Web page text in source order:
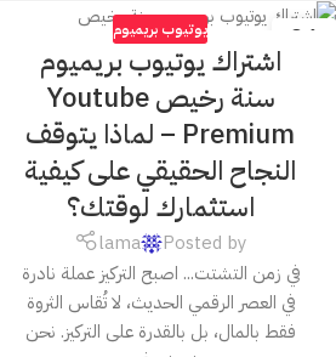
06 يوتيوب بريميوم
اشتراك يوتيوب بريميوم
سنة رخيص Youtube
Premium – لماذا يتوقف
النجاح الحقيقي على كيفية
استثمارك لوقتك؟
Posted by
lama
في زمن التشتت... اصبح التركيز عملة نادرة
في العصر الرقمي الحديث، لا تُقاس الثروة
فقط بالمال، بل بالقدرة على التركيز. نحن